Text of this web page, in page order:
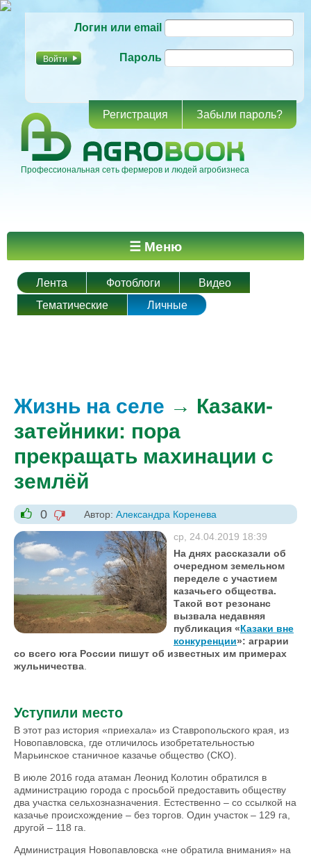
основному
Логин или email
Пароль
Регистрация Забыли пароль?
Профессиональная сеть фермеров и людей агробизнеса
Главное меню ☰ Меню
Лента Фотоблоги
Видео
Тематические
Личные
Жизнь на селе → Казаки-
затейники: пора
прекращать махинации с
землёй
+1
0
-1
Автор: Александра Коренева
ср, 24.04.2019 18:39
На днях рассказали об
очередном земельном
переделе с участием
казачьего общества.
Такой вот резонанс
вызвала недавняя
публикация «Казаки вне
конкуренции»: аграрии
со всего юга России пишут об известных им примерах
жульничества
Уступили место
В этот раз история «приехала» из Ставропольского края, из
Новопавловска, где отличилось изобретательностью
Марьинское станичное казачье общество (СКО).
В июле 2016 года атаман Леонид Колотин обратился в
администрацию города с просьбой предоставить обществу
два участка сельхозназначения. Естественно – со ссылкой на
казачье происхождение – без торгов. Один участок – 129 га,
другой – 118 га.
Администрация Новопавловска «не обратила внимания» на